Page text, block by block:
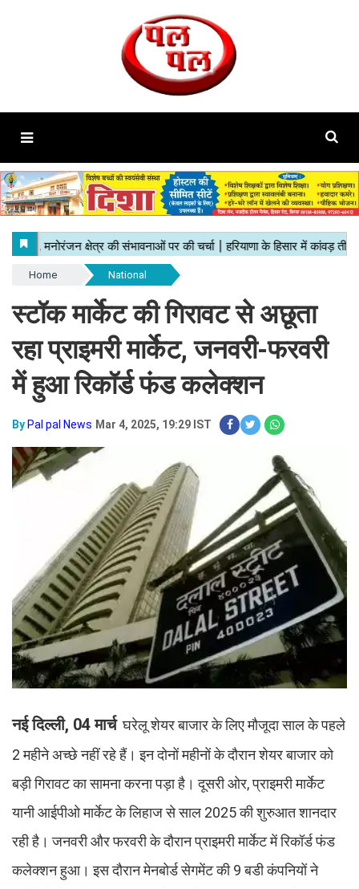
Home National
स्टॉक मार्केट की गिरावट से अछूता
रहा प्राइमरी मार्केट, जनवरी-फरवरी
में हुआ रिकॉर्ड फंड कलेक्शन
By Pal pal News Mar 4, 2025, 19:29 IST
नई दिल्ली, 04 मार्चघरेलू शेयर बाजार के लिए मौजूदा साल के पहले
2 महीने अच्छे नहीं रहे हैं। इन दोनों महीनों के दौरान शेयर बाजार को
बड़ी गिरावट का सामना करना पड़ा है। दूसरी ओर, प्राइमरी मार्केट
यानी आईपीओ मार्केट के लिहाज से साल 2025 की शुरुआत शानदार
रही है। जनवरी और फरवरी के दौरान प्राइमरी मार्केट में रिकॉर्ड फंड
कलेक्शन हुआ। इस दौरान मेनबोर्ड सेगमेंट की 9 बडी कंपनियों ने